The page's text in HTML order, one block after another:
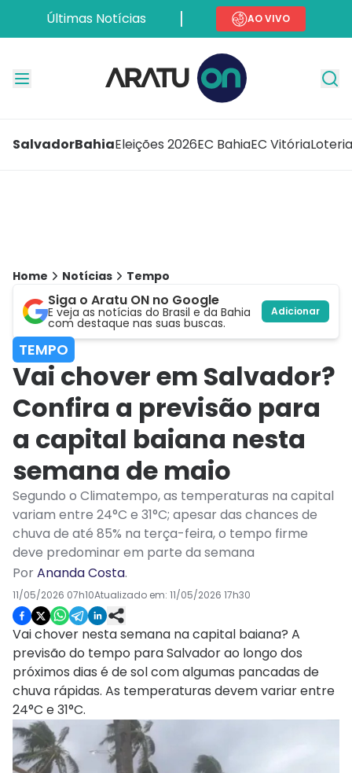
Últimas Notícias AO VIVO
SalvadorBahiaEleições 2026EC BahiaEC Vitória
Home Notícias Tempo
Siga o Aratu ON no Google
E veja as notícias do Brasil e da Bahia
com destaque nas suas buscas.
Adicionar
TEMPO
Vai chover em Salvador?
Confira a previsão para
a capital baiana nesta
semana de maio
Segundo o Climatempo, as temperaturas na capital
variam entre 24°C e 31°C; apesar das chances de
chuva de até 85% na terça-feira, o tempo firme
deve predominar em parte da semana
PorAnanda Costa.
11/05/2026 07h10Atualizado em: 11/05/2026 17h30
Vai chover nesta semana na capital baiana? A
previsão do tempo para Salvador ao longo dos
próximos dias é de sol com algumas pancadas de
chuva rápidas. As temperaturas devem variar entre
24°C e 31°C.